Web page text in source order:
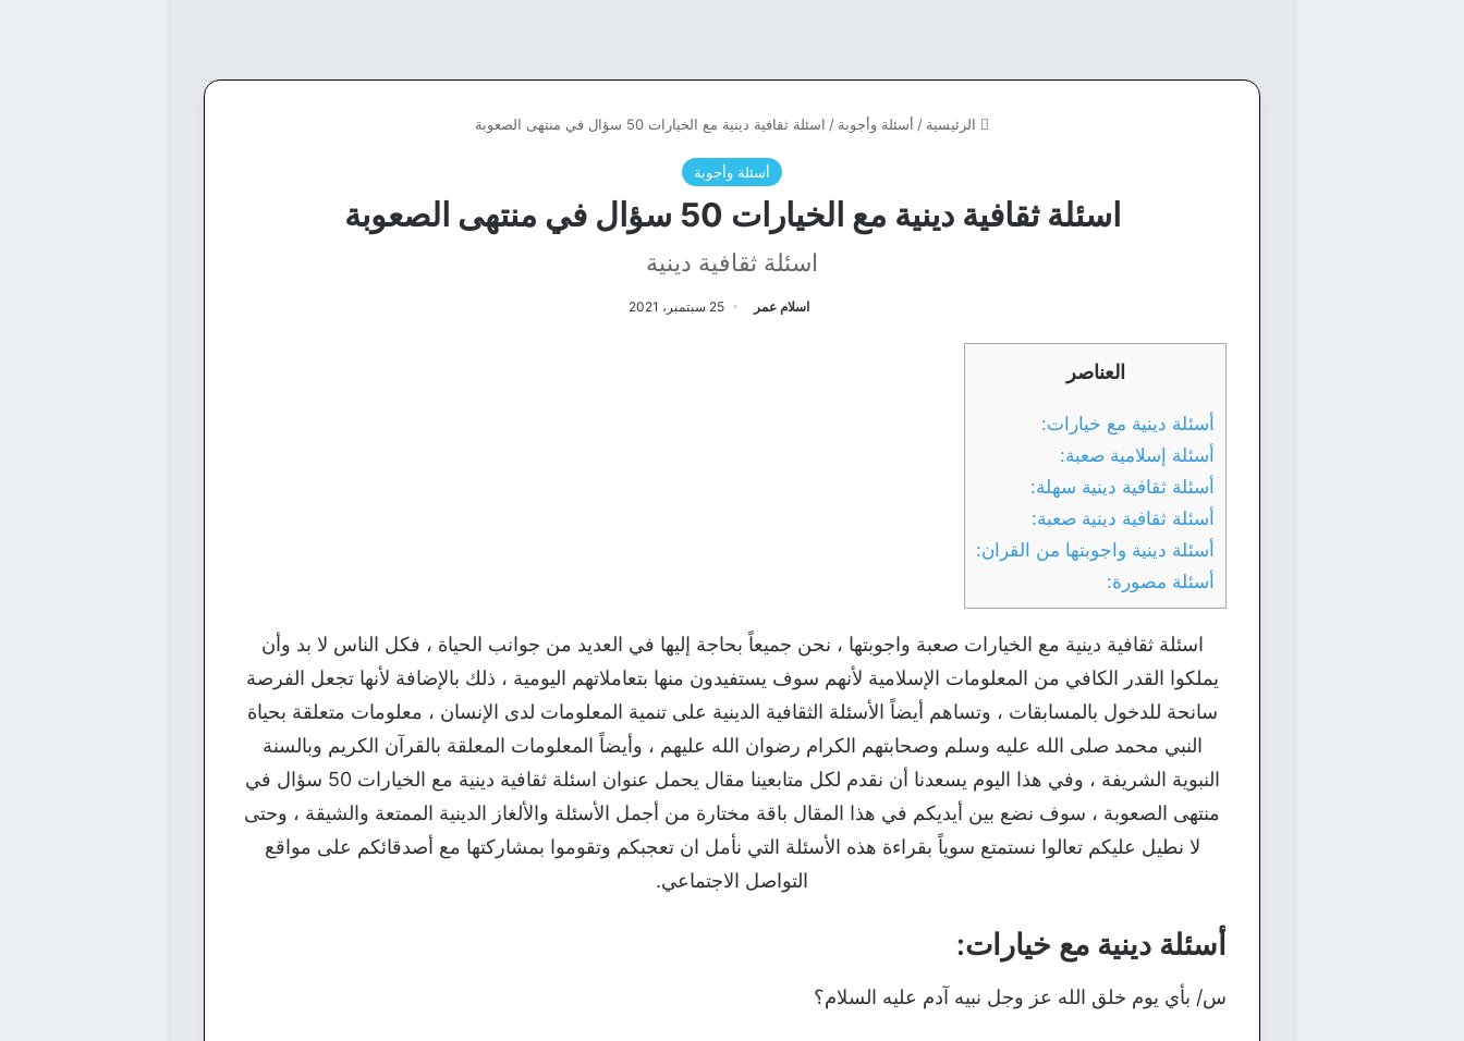
الرئيسية / أسئلة وأجوبة / اسئلة ثقافية دينية مع الخيارات 50 سؤال في منتهى الصعوبة
أسئلة وأجوبة
اسئلة ثقافية دينية مع الخيارات 50 سؤال في منتهى الصعوبة
اسئلة ثقافية دينية
اسلام عمر 25 سبتمبر، 2021
العناصر
أسئلة دينية مع خيارات:
أسئلة إسلامية صعبة:
أسئلة ثقافية دينية سهلة:
أسئلة ثقافية دينية صعبة:
أسئلة دينية واجوبتها من القران:
أسئلة مصورة:
اسئلة ثقافية دينية مع الخيارات صعبة واجوبتها ، نحن جميعاً بحاجة إليها في العديد من جوانب الحياة ، فكل الناس لا بد وأن
يملكوا القدر الكافي من المعلومات الإسلامية لأنهم سوف يستفيدون منها بتعاملاتهم اليومية ، ذلك بالإضافة لأنها تجعل الفرصة
سانحة للدخول بالمسابقات ، وتساهم أيضاً الأسئلة الثقافية الدينية على تنمية المعلومات لدى الإنسان ، معلومات متعلقة بحياة
النبي محمد صلى الله عليه وسلم وصحابتهم الكرام رضوان الله عليهم ، وأيضاً المعلومات المعلقة بالقرآن الكريم وبالسنة
النبوية الشريفة ، وفي هذا اليوم يسعدنا أن نقدم لكل متابعينا مقال يحمل عنوان اسئلة ثقافية دينية مع الخيارات 50 سؤال في
منتهى الصعوبة ، سوف نضع بين أيديكم في هذا المقال باقة مختارة من أجمل الأسئلة والألغاز الدينية الممتعة والشيقة ، وحتى
لا نطيل عليكم تعالوا نستمتع سوياً بقراءة هذه الأسئلة التي نأمل ان تعجبكم وتقوموا بمشاركتها مع أصدقائكم على مواقع
التواصل الاجتماعي.
أسئلة دينية مع خيارات:
س/ بأي يوم خلق الله عز وجل نبيه آدم عليه السلام؟